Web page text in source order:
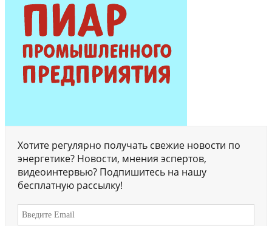
Хотите регулярно получать свежие новости по
энергетике? Новости, мнения эспертов,
видеоинтервью? Подпишитесь на нашу
бесплатную рассылку!